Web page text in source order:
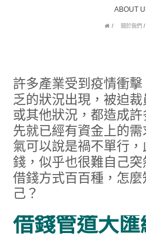
ABOUT
關於我們
許多產業受到疫情衝
乏的狀況出現，被迫
或其他狀況，都造成
先就已經有資金上的
氣可以說是禍不單行
錢，似乎也很難自己
借錢方式百百種，怎
己？
借錢管道大匯